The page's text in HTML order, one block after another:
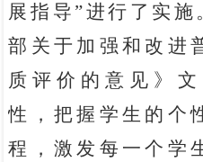
展指导”进行了实
部关于加强和改进
质评价的意见》
性，把握学生的个
程，激发每一个学